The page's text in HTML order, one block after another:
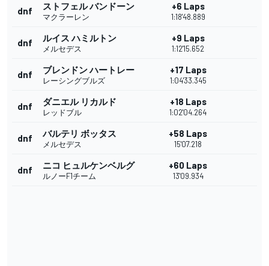
dnf ストフェル バンドーン
マクラーレン
+6 Laps
1:18'48.889
dnf ルイス ハミルトン
メルセデス
+9 Laps
1:12'15.652
dnf ブレンドン ハートレー
レーシングブルズ
+17 Laps
1:04'33.345
dnf ダニエル リカルド
レッドブル
+18 Laps
1:02'04.264
dnf バルテリ ボッタス
メルセデス
+58 Laps
15'07.218
dnf ニコ ヒュルケンベルグ
ルノーF1チーム
+60 Laps
13'09.934